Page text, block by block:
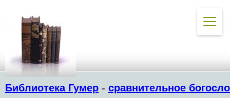
Библиотека Гумер - сравнительное